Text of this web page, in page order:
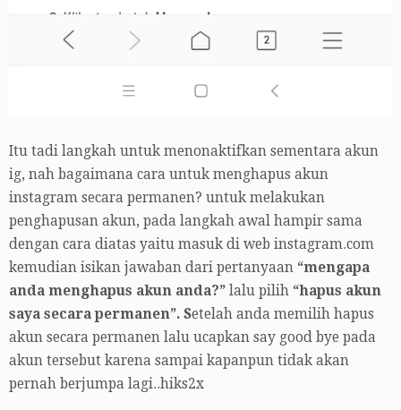
Itu tadi langkah untuk menonaktifkan sementara akun
ig, nah bagaimana cara untuk menghapus akun
instagram secara permanen? untuk melakukan
penghapusan akun, pada langkah awal hampir sama
dengan cara diatas yaitu masuk di web instagram.com
kemudian isikan jawaban dari pertanyaan “mengapa
anda menghapus akun anda?” lalu pilih “hapus akun
saya secara permanen”. Setelah anda memilih hapus
akun secara permanen lalu ucapkan say good bye pada
akun tersebut karena sampai kapanpun tidak akan
pernah berjumpa lagi..hiks2x